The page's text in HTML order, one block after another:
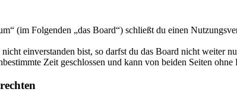
(im Folgenden „das Board“) schließt du einen
einverstanden bist, so darfst du das Board nicht weiter
Zeit geschlossen und kann von beiden Seiten